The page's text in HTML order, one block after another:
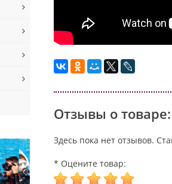
Отзывы о товаре:
Здесь пока нет отзывов.
* Оцените товар: